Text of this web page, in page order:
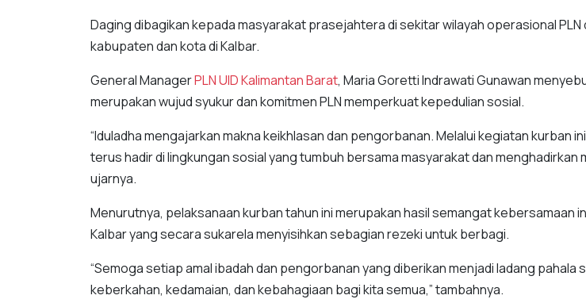
Daging dibagikan kepada masyarakat prasejahtera di sekitar wilayah operasional PLN
kabupaten dan kota di Kalbar.
General ManagerPLN UID Kalimantan Barat, Maria Goretti Indrawati Gunawan
merupakan wujud syukur dan komitmen PLN memperkuat kepedulian sosial.
“Iduladha mengajarkan makna keikhlasan dan pengorbanan. Melalui kegiatan kurban
terus hadir di lingkungan sosial yang tumbuh bersama masyarakat dan menghadirkan
ujarnya.
Menurutnya, pelaksanaan kurban tahun ini merupakan hasil semangat kebersamaan
Kalbar yang secara sukarela menyisihkan sebagian rezeki untuk berbagi.
“Semoga setiap amal ibadah dan pengorbanan yang diberikan menjadi ladang pahala
keberkahan, kedamaian, dan kebahagiaan bagi kita semua,” tambahnya.